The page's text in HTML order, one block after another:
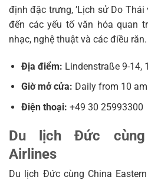
định đặc trưng, ​​’Lịch sử Do
đến các yếu tố văn hóa quan
nhạc, nghệ thuật và các điều răn.
Địa điểm: Lindenstraße 9-14,
Giờ mở cửa: Daily from 10
Điện thoại: +49 30 25993300
Du lịch Đức cùng
Airlines
Du lịch Đức cùng China